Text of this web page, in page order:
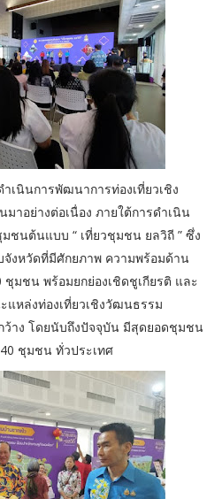
เนินการพัฒนาการท่องเที่ยวเชิง
าอย่างต่อเนื่อง ภายใต้การดำเนิน
ชนต้นแบบ “ เที่ยวชุมชน ยลวิถี ” ซึ่ง
งหวัดที่มีศักยภาพ ความพร้อมด้าน
ชุมชน พร้อมยกย่องเชิดชูเกียรติ และ
หล่งท่องเที่ยวเชิงวัฒนธรรม
ว้าง โดยนับถึงปัจจุบัน มีสุดยอดชุมชน
ชุมชน ทั่วประเทศ